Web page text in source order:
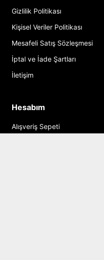
Gizlilik Politikası
Kişisel Veriler Politikası
Mesafeli Satış Sözleşmesi
İptal ve İade Şartları
İletişim
Hesabım
Alışveriş Sepeti